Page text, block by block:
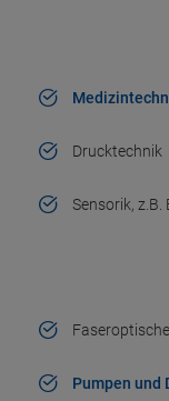
Drucktechnik
Sensorik,
Pumpen und